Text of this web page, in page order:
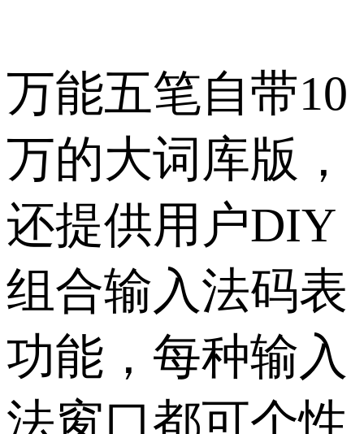
万能五笔自带10
万的大词库版，
还提供用户DIY
组合输入法码表
功能，每种输入
法窗口都可个性